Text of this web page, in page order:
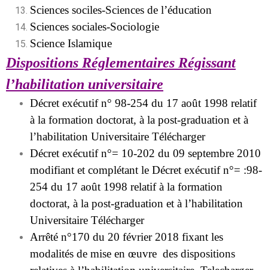
Sciences sociles-Sciences de l’éducation
Sciences sociales-Sociologie
Science Islamique
Dispositions Réglementaires Régissant
l’habilitation universitaire
Décret exécutif n° 98-254 du 17 août 1998 relatif
à la formation doctorat, à la post-graduation et à
l’habilitation Universitaire Télécharger
Décret exécutif n°= 10-202 du 09 septembre 2010
modifiant et complétant le Décret exécutif n°= :98-
254 du 17 août 1998 relatif à la formation
doctorat, à la post-graduation et à l’habilitation
Universitaire Télécharger
Arrêté n°170 du 20 février 2018 fixant les
modalités de mise en œuvre des dispositions